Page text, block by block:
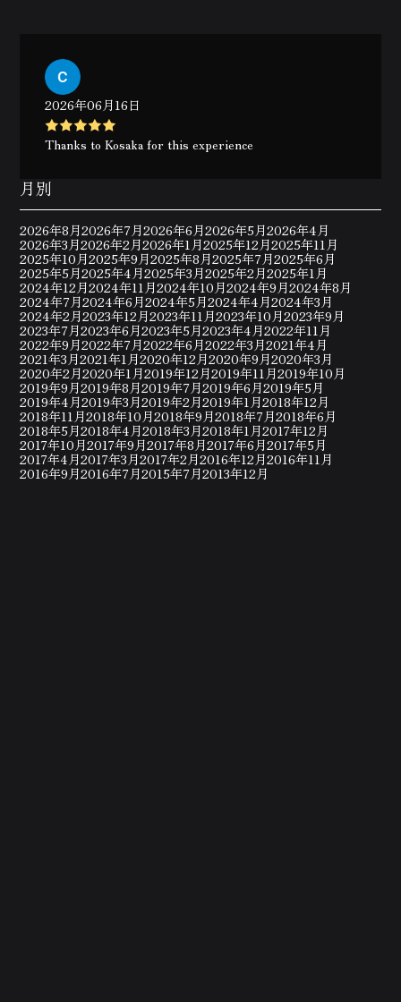
2026年06月16日
Thanks to Kosaka for this experience
月別
2026年8月2026年7月2026年6月2026年5月2026年4月
2026年3月2026年2月2026年1月2025年12月2025年11月
2025年10月2025年9月2025年8月2025年7月2025年6月
2025年5月2025年4月2025年3月2025年2月2025年1月
2024年12月2024年11月2024年10月2024年9月2024年8月
2024年7月2024年6月2024年5月2024年4月2024年3月
2024年2月2023年12月2023年11月2023年10月2023年9月
2023年7月2023年6月2023年5月2023年4月2022年11月
2022年9月2022年7月2022年6月2022年3月2021年4月
2021年3月2021年1月2020年12月2020年9月2020年3月
2020年2月2020年1月2019年12月2019年11月2019年10月
2019年9月2019年8月2019年7月2019年6月2019年5月
2019年4月2019年3月2019年2月2019年1月2018年12月
2018年11月2018年10月2018年9月2018年7月2018年6月
2018年5月2018年4月2018年3月2018年1月2017年12月
2017年10月2017年9月2017年8月2017年6月2017年5月
2017年4月2017年3月2017年2月2016年12月2016年11月
2016年9月2016年7月2015年7月2013年12月